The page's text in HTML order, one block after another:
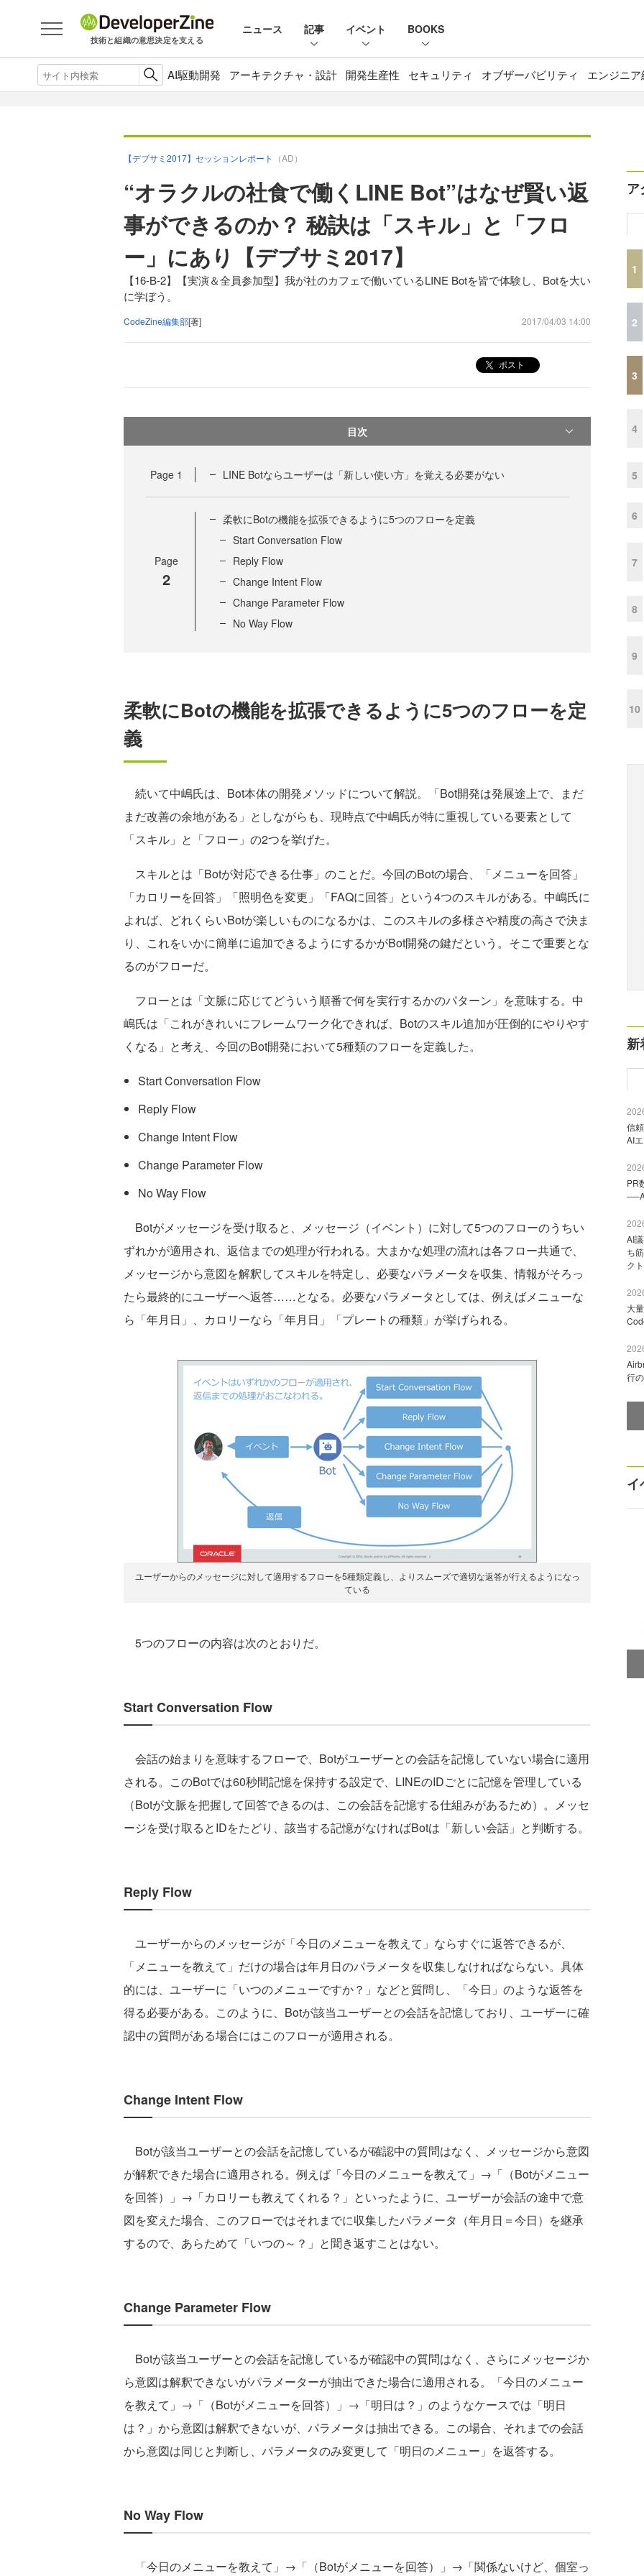
技術と組織の意思決定を支える
ニュース 記事 イベント BOOKS
AI駆動開発 アーキテクチャ・設計 開発生産性 セキュリティ オブザーバビリティ エンジニ
【デブサミ2017】セッションレポート （AD）
“オラクルの社食で働くLINE Bot”はなぜ賢い返
事ができるのか？ 秘訣は「スキル」と「フロ
ー」にあり【デブサミ2017】
【16-B-2】【実演＆全員参加型】我が社のカフェで働いているLINE Botを皆で体験し、Botを大い
に学ぼう。
CodeZine編集部[著] 2017/04/03 14:00
ポスト
目次
Page 1 LINE Botならユーザーは「新しい使い方」を覚える必要がない
Page
2
柔軟にBotの機能を拡張できるように5つのフローを定義
Start Conversation Flow
Reply Flow
Change Intent Flow
Change Parameter Flow
No Way Flow
柔軟にBotの機能を拡張できるように5つのフローを定
義
続いて中嶋氏は、Bot本体の開発メソッドについて解説。「Bot開発は発展途上で、まだ
まだ改善の余地がある」としながらも、現時点で中嶋氏が特に重視している要素として
「スキル」と「フロー」の2つを挙げた。
スキルとは「Botが対応できる仕事」のことだ。今回のBotの場合、「メニューを回答」
「カロリーを回答」「照明色を変更」「FAQに回答」という4つのスキルがある。中嶋氏に
よれば、どれくらいBotが楽しいものになるかは、このスキルの多様さや精度の高さで決ま
り、これをいかに簡単に追加できるようにするかがBot開発の鍵だという。そこで重要とな
るのがフローだ。
フローとは「文脈に応じてどういう順番で何を実行するかのパターン」を意味する。中
嶋氏は「これがきれいにフレームワーク化できれば、Botのスキル追加が圧倒的にやりやす
くなる」と考え、今回のBot開発において5種類のフローを定義した。
Start Conversation Flow
Reply Flow
Change Intent Flow
Change Parameter Flow
No Way Flow
Botがメッセージを受け取ると、メッセージ（イベント）に対して5つのフローのうちい
ずれかが適用され、返信までの処理が行われる。大まかな処理の流れは各フロー共通で、
メッセージから意図を解釈してスキルを特定し、必要なパラメータを収集、情報がそろっ
たら最終的にユーザーへ返答……となる。必要なパラメータとしては、例えばメニューな
ら「年月日」、カロリーなら「年月日」「プレートの種類」が挙げられる。
ユーザーからのメッセージに対して適用するフローを5種類定義し、よりスムーズで適切な返答が行えるようになっ
ている
5つのフローの内容は次のとおりだ。
Start Conversation Flow
会話の始まりを意味するフローで、Botがユーザーとの会話を記憶していない場合に適用
される。このBotでは60秒間記憶を保持する設定で、LINEのIDごとに記憶を管理している
（Botが文脈を把握して回答できるのは、この会話を記憶する仕組みがあるため）。メッセ
ージを受け取るとIDをたどり、該当する記憶がなければBotは「新しい会話」と判断する。
Reply Flow
ユーザーからのメッセージが「今日のメニューを教えて」ならすぐに返答できるが、
「メニューを教えて」だけの場合は年月日のパラメータを収集しなければならない。具体
的には、ユーザーに「いつのメニューですか？」などと質問し、「今日」のような返答を
得る必要がある。このように、Botが該当ユーザーとの会話を記憶しており、ユーザーに確
認中の質問がある場合にはこのフローが適用される。
Change Intent Flow
Botが該当ユーザーとの会話を記憶しているが確認中の質問はなく、メッセージから意図
が解釈できた場合に適用される。例えば「今日のメニューを教えて」→「（Botがメニュー
を回答）」→「カロリーも教えてくれる？」といったように、ユーザーが会話の途中で意
図を変えた場合、このフローではそれまでに収集したパラメータ（年月日＝今日）を継承
するので、あらためて「いつの～？」と聞き返すことはない。
Change Parameter Flow
Botが該当ユーザーとの会話を記憶しているが確認中の質問はなく、さらにメッセージか
ら意図は解釈できないがパラメーターが抽出できた場合に適用される。「今日のメニュー
を教えて」→「（Botがメニューを回答）」→「明日は？」のようなケースでは「明日
は？」から意図は解釈できないが、パラメータは抽出できる。この場合、それまでの会話
から意図は同じと判断し、パラメータのみ変更して「明日のメニュー」を返答する。
No Way Flow
「今日のメニューを教えて」→「（Botがメニューを回答）」→「関係ないけど、個室っ
ア
1
2
3
4
5
6
7
8
9
10
新
信
AI
PR
AI
ち
ク
大
行
イ